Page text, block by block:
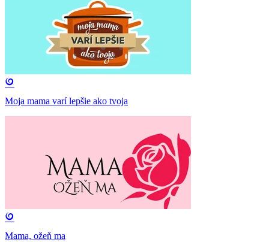
Moja mama varí lepšie ako tvoja
Mama, ožeň ma